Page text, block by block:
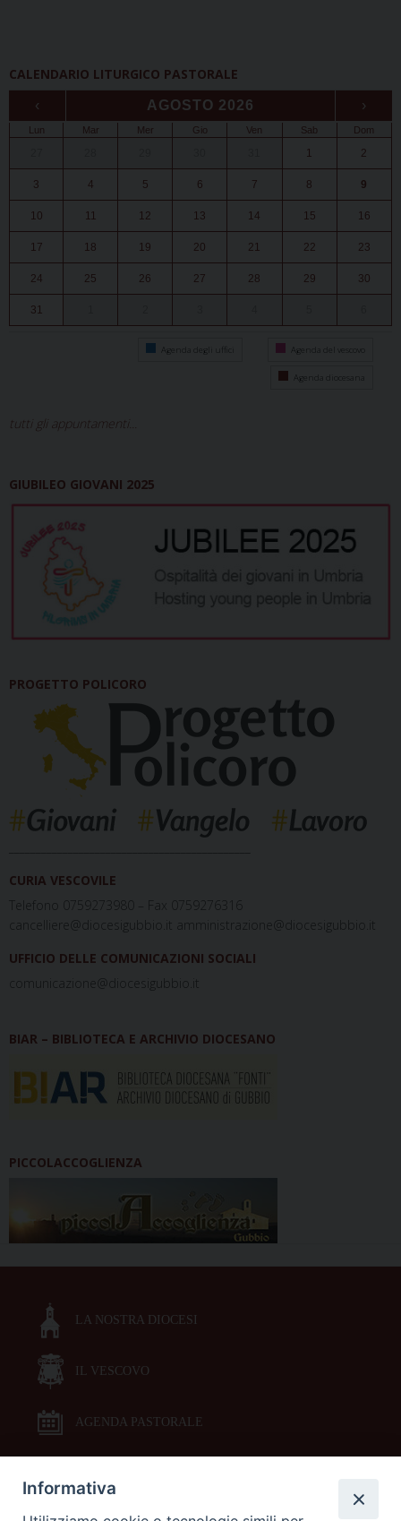
CALENDARIO LITURGICO PASTORALE
‹ AGOSTO 2026 ›
Lun Mar Mer Gio Ven Sab Dom
1 2
3 4 5 6 7 8 9
10 11 12 13 14 15 16
17 18 19 20 21 22 23
24 25 26 27 28 29 30
31
Agenda degli uffici Agenda del vescovo
Agenda diocesana
tutti gli appuntamenti...
GIUBILEO GIOVANI 2025
PROGETTO POLICORO
CURIA VESCOVILE
Telefono 0759273980 – Fax 0759276316
cancelliere@diocesigubbio.it amministrazione@diocesigubbio.it
UFFICIO DELLE COMUNICAZIONI SOCIALI
comunicazione@diocesigubbio.it
BIAR – BIBLIOTECA E ARCHIVIO DIOCESANO
PICCOLACCOGLIENZA
LA NOSTRA DIOCESI
IL VESCOVO
AGENDA PASTORALE
DOCUMENTI PASTORALI
Informativa